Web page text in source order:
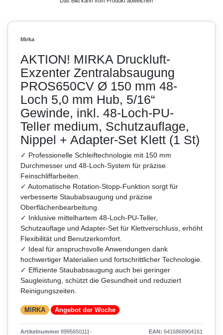
Mirka
AKTION! MIRKA Druckluft-
Exzenter Zentralabsaugung
PROS650CV Ø 150 mm 48-
Loch 5,0 mm Hub, 5/16“
Gewinde, inkl. 48-Loch-PU-
Teller medium, Schutzauflage,
Nippel + Adapter-Set Klett (1 St)
✓ Professionelle Schleiftechnologie mit 150 mm
Durchmesser und 48-Loch-System für präzise
Feinschliffarbeiten.
✓ Automatische Rotation-Stopp-Funktion sorgt für
verbesserte Staubabsaugung und präzise
Oberflächenbearbeitung.
✓ Inklusive mittelhartem 48-Loch-PU-Teller,
Schutzauflage und Adapter-Set für Klettverschluss, erhöht
Flexibilität und Benutzerkomfort.
✓ Ideal für anspruchsvolle Anwendungen dank
hochwertiger Materialien und fortschrittlicher Technologie.
✓ Effiziente Staubabsaugung auch bei geringer
Saugleistung, schützt die Gesundheit und reduziert
Reinigungszeiten.
MIRKA Angebot der Woche
Artikelnummer 8995650111-
EAN: 6416868904161